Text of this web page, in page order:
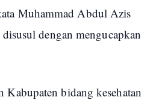
Muhammad Abdul Azis
dengan mengucapkan
Kabupaten bidang kesehatan